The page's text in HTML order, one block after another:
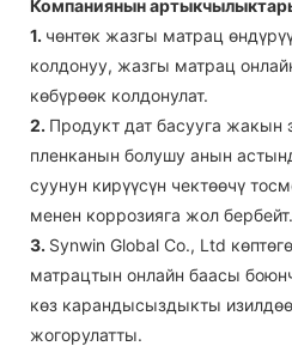
Компаниянын
1. чөнтөк жазгы матрац
колдонуу, жазгы матрац
көбүрөөк колдонулат.
2. Продукт дат басууга жакын
пленканын болушу анын
суунун кирүүсүн чектөөчү
менен коррозияга жол бербейт.
3. Synwin Global Co., Ltd
матрацтын онлайн баасы
көз карандысыздыкты
жогорулатты.